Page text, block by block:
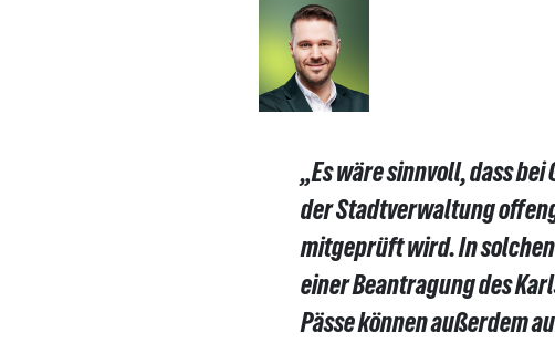
„Es wäre sinnvoll, dass
der Stadtverwaltung
mitgeprüft wird. In
einer Beantragung des
Pässe können außerdem